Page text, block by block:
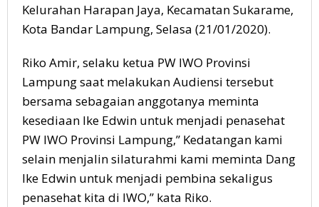
Kelurahan Harapan Jaya, Kecamatan Sukarame,
Kota Bandar Lampung, Selasa (21/01/2020).
Riko Amir, selaku ketua PW IWO Provinsi
Lampung saat melakukan Audiensi tersebut
bersama sebagaian anggotanya meminta
kesediaan Ike Edwin untuk menjadi penasehat
PW IWO Provinsi Lampung,” Kedatangan kami
selain menjalin silaturahmi kami meminta Dang
Ike Edwin untuk menjadi pembina sekaligus
penasehat kita di IWO,” kata Riko.